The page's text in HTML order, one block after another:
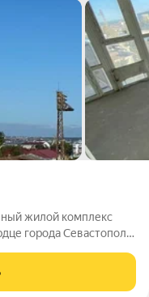
жилой комплекс
города Севастополя.
главных